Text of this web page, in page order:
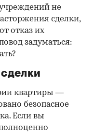
не
сделки,
отказ их
задуматься:
квартиры —
безопасное
Если вы